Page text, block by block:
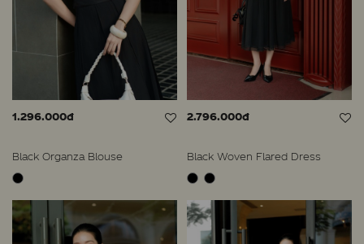
1.296.000đ
Black Organza Blouse
2.796.000đ
Black Woven Flared Dress